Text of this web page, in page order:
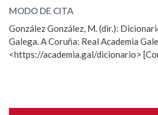
BUSCAR NO CONTIDO
Nas definicións
Observación
Nome
MODO DE CITA
González González, M. (dir.):
Galega. A Coruña: Real Academia
<https://academia.gal/dicionario>